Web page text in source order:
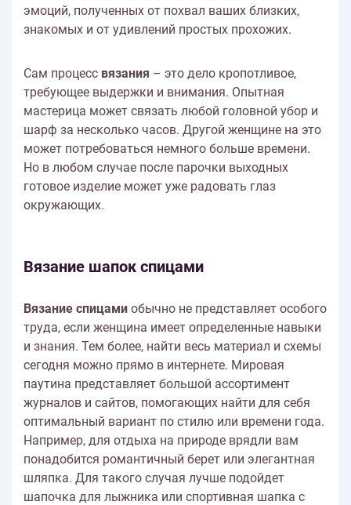
эмоций, полученных от похвал ваших близких,
знакомых и от удивлений простых прохожих.
Сам процесс вязания – это дело кропотливое,
требующее выдержки и внимания. Опытная
мастерица может связать любой головной убор и
шарф за несколько часов. Другой женщине на это
может потребоваться немного больше времени.
Но в любом случае после парочки выходных
готовое изделие может уже радовать глаз
окружающих.
Вязание шапок спицами
Вязание спицами обычно не представляет особого
труда, если женщина имеет определенные навыки
и знания. Тем более, найти весь материал и схемы
сегодня можно прямо в интернете. Мировая
паутина представляет большой ассортимент
журналов и сайтов, помогающих найти для себя
оптимальный вариант по стилю или времени года.
Например, для отдыха на природе врядли вам
понадобится романтичный берет или элегантная
шляпка. Для такого случая лучше подойдет
шапочка для лыжника или спортивная шапка с